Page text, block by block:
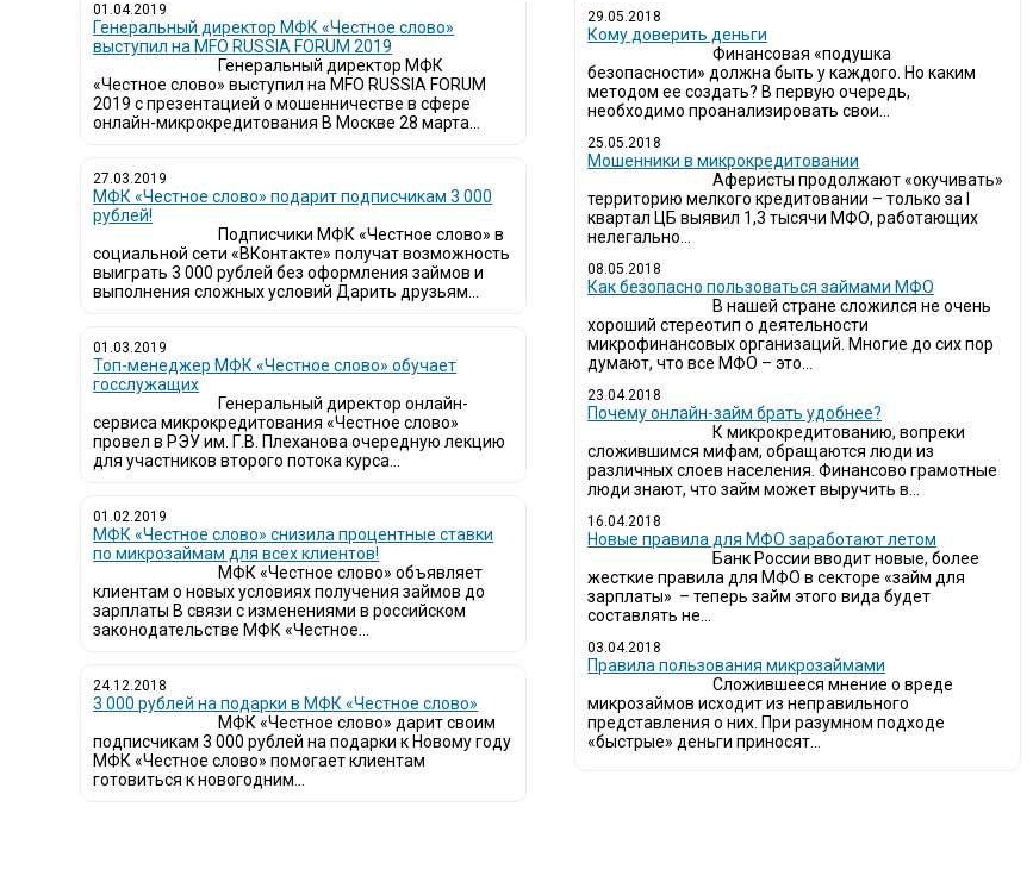
01.04.2019
Генеральный директор МФК «Честное слово»
выступил на MFO RUSSIA FORUM 2019
Генеральный директор МФК
«Честное слово» выступил на MFO RUSSIA FORUM
2019 с презентацией о мошенничестве в сфере
онлайн-микрокредитования В Москве 28 марта...
27.03.2019
МФК «Честное слово» подарит подписчикам 3 000
рублей!
Подписчики МФК «Честное слово» в
социальной сети «ВКонтакте» получат возможность
выиграть 3 000 рублей без оформления займов и
выполнения сложных условий Дарить друзьям...
01.03.2019
Топ-менеджер МФК «Честное слово» обучает
госслужащих
Генеральный директор онлайн-
сервиса микрокредитования «Честное слово»
провел в РЭУ им. Г.В. Плеханова очередную лекцию
для участников второго потока курса...
01.02.2019
МФК «Честное слово» снизила процентные ставки
по микрозаймам для всех клиентов!
МФК «Честное слово» объявляет
клиентам о новых условиях получения займов до
зарплаты В связи с изменениями в российском
законодательстве МФК «Честное...
24.12.2018
3 000 рублей на подарки в МФК «Честное слово»
МФК «Честное слово» дарит своим
подписчикам 3 000 рублей на подарки к Новому году
МФК «Честное слово» помогает клиентам
готовиться к новогодним...
29.05.2018
Кому доверить деньги
Финансовая «подушка
безопасности» должна быть у каждого. Но каким
методом ее создать? В первую очередь,
необходимо проанализировать свои...
25.05.2018
Мошенники в микрокредитовании
Аферисты продолжают «окучивать»
территорию мелкого кредитовании – только за I
квартал ЦБ выявил 1,3 тысячи МФО, работающих
нелегально...
08.05.2018
Как безопасно пользоваться займами МФО
В нашей стране сложился не очень
хороший стереотип о деятельности
микрофинансовых организаций. Многие до сих пор
думают, что все МФО – это...
23.04.2018
Почему онлайн-займ брать удобнее?
К микрокредитованию, вопреки
сложившимся мифам, обращаются люди из
различных слоев населения. Финансово грамотные
люди знают, что займ может выручить в...
16.04.2018
Новые правила для МФО заработают летом
Банк России вводит новые, более
жесткие правила для МФО в секторе «займ для
зарплаты» – теперь займ этого вида будет
составлять не...
03.04.2018
​Правила пользования микрозаймами
Сложившееся мнение о вреде
микрозаймов исходит из неправильного
представления о них. При разумном подходе
«быстрые» деньги приносят...